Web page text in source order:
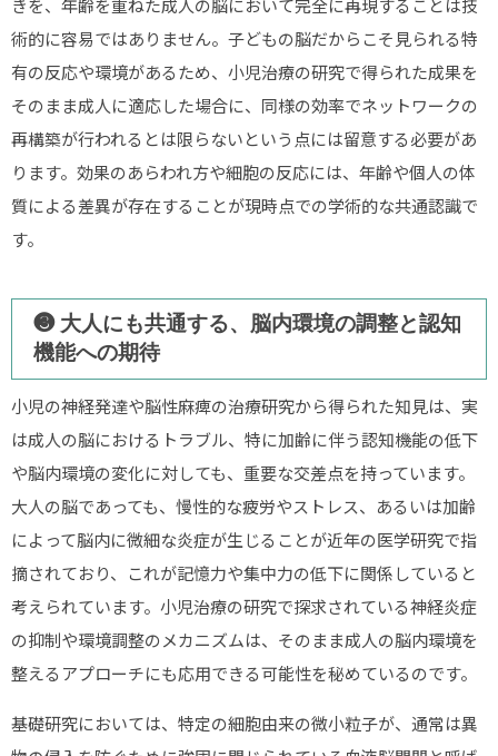
術的に容易ではありません。子どもの脳だからこそ見られる特
有の反応や環境があるため、小児治療の研究で得られた成果を
そのまま成人に適応した場合に、同様の効率でネットワークの
再構築が行われるとは限らないという点には留意する必要があ
ります。効果のあらわれ方や細胞の反応には、年齢や個人の体
質による差異が存在することが現時点での学術的な共通認識で
す。
❸ 大人にも共通する、脳内環境の調整と認知
機能への期待
小児の神経発達や脳性麻痺の治療研究から得られた知見は、実
は成人の脳におけるトラブル、特に加齢に伴う認知機能の低下
や脳内環境の変化に対しても、重要な交差点を持っています。
大人の脳であっても、慢性的な疲労やストレス、あるいは加齢
によって脳内に微細な炎症が生じることが近年の医学研究で指
摘されており、これが記憶力や集中力の低下に関係していると
考えられています。小児治療の研究で探求されている神経炎症
の抑制や環境調整のメカニズムは、そのまま成人の脳内環境を
整えるアプローチにも応用できる可能性を秘めているのです。
基礎研究においては、特定の細胞由来の微小粒子が、通常は異